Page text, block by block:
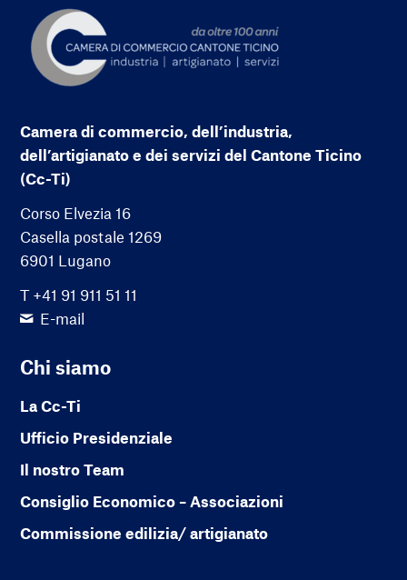
Camera di commercio, dell’industria,
dell’artigianato e dei servizi del Cantone Ticino
(Cc-Ti)
Corso Elvezia 16
Casella postale 1269
6901 Lugano
T +41 91 911 51 11
E-mail
Chi siamo
La Cc-Ti
Ufficio Presidenziale
Il nostro Team
Consiglio Economico – Associazioni
Commissione edilizia/ artigianato